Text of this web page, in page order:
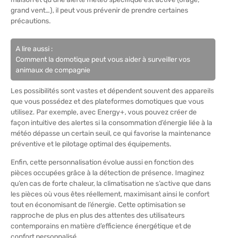
grand vent…), il peut vous prévenir de prendre certaines
précautions.
A lire aussi :
Comment la domotique peut vous aider à surveiller vos
animaux de compagnie
Les possibilités sont vastes et dépendent souvent des appareils
que vous possédez et des plateformes domotiques que vous
utilisez. Par exemple, avec Energy+, vous pouvez créer de
façon intuitive des alertes si la consommation d’énergie liée à la
météo dépasse un certain seuil, ce qui favorise la maintenance
préventive et le pilotage optimal des équipements.
Enfin, cette personnalisation évolue aussi en fonction des
pièces occupées grâce à la détection de présence. Imaginez
qu’en cas de forte chaleur, la climatisation ne s’active que dans
les pièces où vous êtes réellement, maximisant ainsi le confort
tout en économisant de l’énergie. Cette optimisation se
rapproche de plus en plus des attentes des utilisateurs
contemporains en matière d’efficience énergétique et de